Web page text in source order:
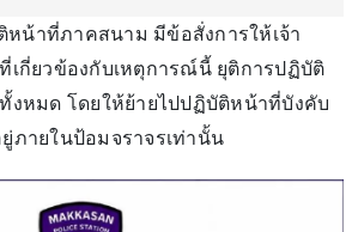
หน้าที่ภาคสนาม มีข้อสั่งการให้เจ้า
เกี่ยวข้องกับเหตุการณ์นี้ ยุติการปฏิบัติ
หมด โดยให้ย้ายไปปฏิบัติหน้าที่บังคับ
ายในป้อมจราจรเท่านั้น